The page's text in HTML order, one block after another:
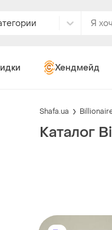
Хендмейд
Shafa.ua
Каталог